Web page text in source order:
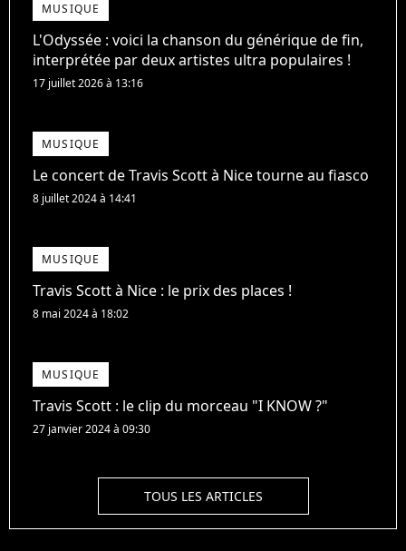
MUSIQUE
L'Odyssée : voici la chanson du générique de fin,
interprétée par deux artistes ultra populaires !
17 juillet 2026 à 13:16
MUSIQUE
Le concert de Travis Scott à Nice tourne au fiasco
8 juillet 2024 à 14:41
MUSIQUE
Travis Scott à Nice : le prix des places !
8 mai 2024 à 18:02
MUSIQUE
Travis Scott : le clip du morceau "I KNOW ?"
27 janvier 2024 à 09:30
TOUS LES ARTICLES